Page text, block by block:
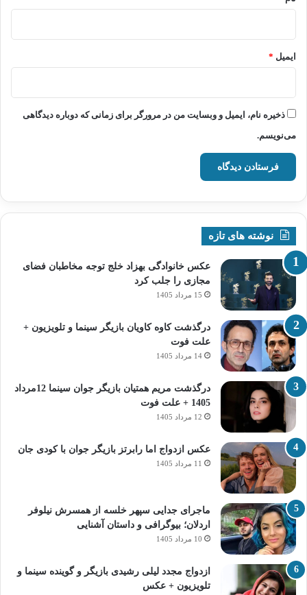
ایمیل *
ذخیره نام، ایمیل و وبسایت من در مرورگر برای زمانی که دوباره دیدگاهی
می‌نویسم.
نوشته های تازه
عکس خانوادگی بهزاد خلج توجه مخاطبان فضای
مجازی را جلب کرد
15 مرداد 1405
درگذشت کاوه کاویان بازیگر سینما و تلویزیون +
علت فوت
14 مرداد 1405
درگذشت مریم همتیان بازیگر جوان سینما 12مرداد
1405 + علت فوت
12 مرداد 1405
عکس ازدواج اما رابرتز بازیگر جوان با کودی جان
11 مرداد 1405
ماجرای جدایی سپهر خلسه از همسرش نیلوفر
اردلان؛ بیوگرافی و داستان آشنایی
10 مرداد 1405
ازدواج مجدد لیلی رشیدی بازیگر و گوینده سینما و
تلویزیون + عکس